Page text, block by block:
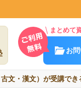
まとめて
お
文・漢文）が受講でき